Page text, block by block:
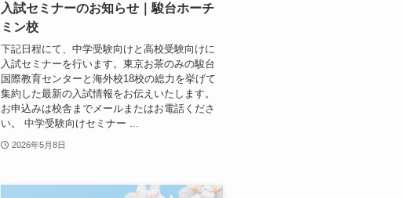
入試セミナーのお知らせ｜駿台ホーチ
ミン校
下記日程にて、中学受験向けと高校受験向けに
入試セミナーを行います。東京お茶のみの駿台
国際教育センターと海外校18校の総力を挙げて
集約した最新の入試情報をお伝えいたします。
お申込みは校舎までメールまたはお電話くださ
い。 中学受験向けセミナー ...
2026年5月8日